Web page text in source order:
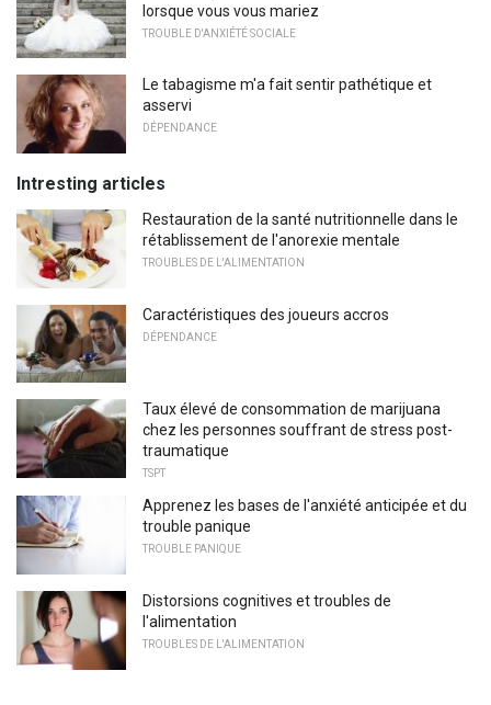
lorsque vous vous mariez
TROUBLE D'ANXIÉTÉ SOCIALE
Le tabagisme m'a fait sentir pathétique et
asservi
DÉPENDANCE
Intresting articles
Restauration de la santé nutritionnelle dans le
rétablissement de l'anorexie mentale
TROUBLES DE L'ALIMENTATION
Caractéristiques des joueurs accros
DÉPENDANCE
Taux élevé de consommation de marijuana
chez les personnes souffrant de stress post-
traumatique
TSPT
Apprenez les bases de l'anxiété anticipée et du
trouble panique
TROUBLE PANIQUE
Distorsions cognitives et troubles de
l'alimentation
TROUBLES DE L'ALIMENTATION